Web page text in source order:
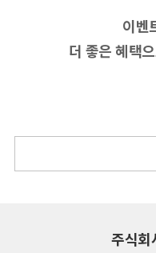
이벤
더 좋은 혜택
주식회